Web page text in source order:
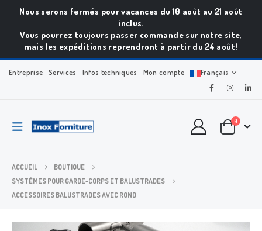
Nous serons fermés pour vacances du 10 août au 21 août
inclus.
Vous pourrez toujours passer commande sur notre site,
mais les expéditions reprendront à partir du 24 août!
Entreprise Services Infos techniques Mon compte Français
0
ACCUEIL
BOUTIQUE
SYSTÈMES POUR GARDE-CORPS ET BALUSTRADES
ACCESSOIRES BALUSTRADES AVEC ROND